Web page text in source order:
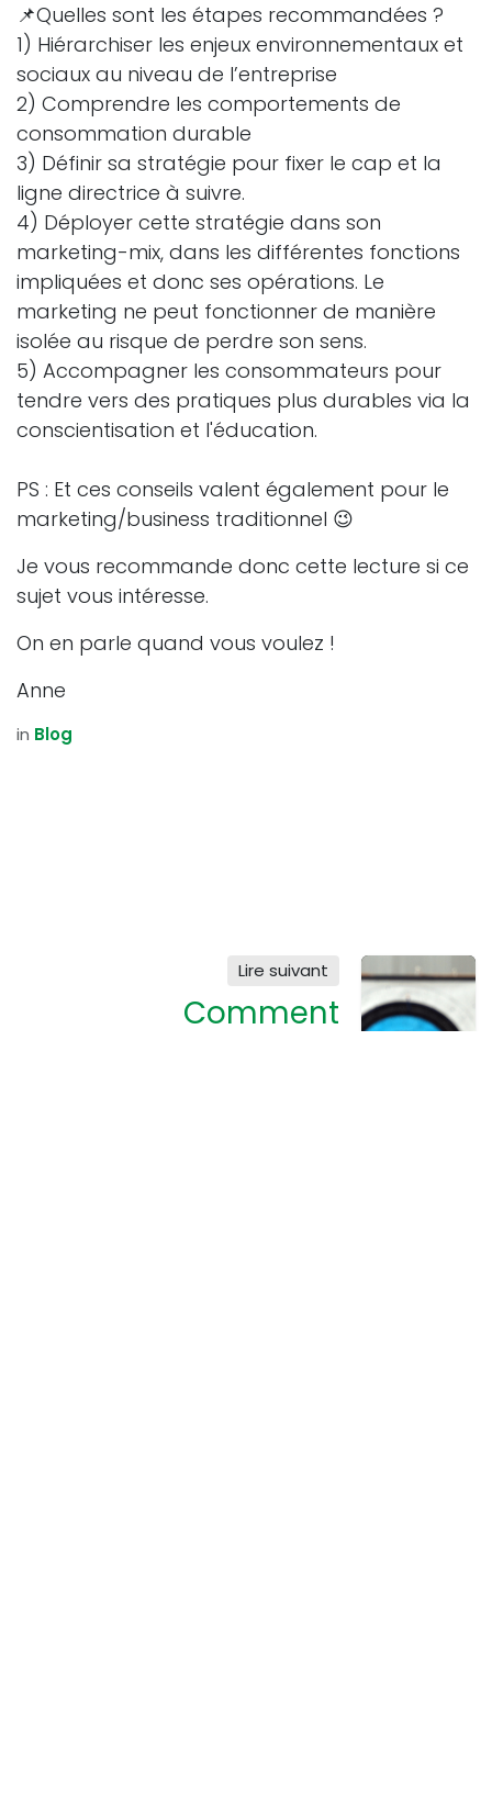
📌Quelles sont les étapes recommandées ?
1) Hiérarchiser les enjeux environnementaux et
sociaux au niveau de l’entreprise
2) Comprendre les comportements de
consommation durable
3) Définir sa stratégie pour fixer le cap et la
ligne directrice à suivre.
4) Déployer cette stratégie dans son
marketing-mix, dans les différentes fonctions
impliquées et donc ses opérations. Le
marketing ne peut fonctionner de manière
isolée au risque de perdre son sens.
5) Accompagner les consommateurs pour
tendre vers des pratiques plus durables via la
conscientisation et l'éducation.
PS : Et ces conseils valent également pour le
marketing/business traditionnel 😉
Je vous recommande donc cette lecture si ce
sujet vous intéresse.
On en parle quand vous voulez !
Anne
in Blog
Lire suivant
Comment